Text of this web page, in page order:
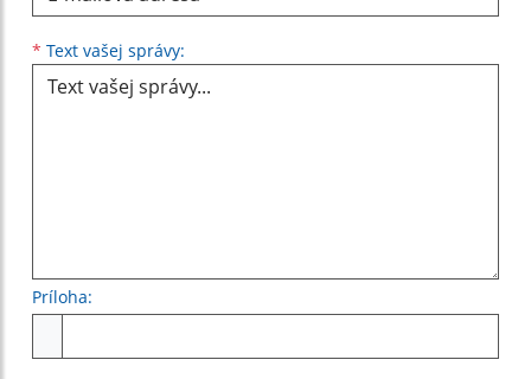
* Text vašej správy:
Príloha: